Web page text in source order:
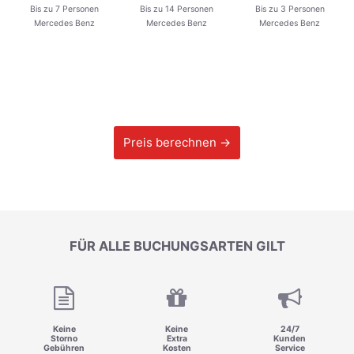
Bis zu 7 Personen
Mercedes Benz
Bis zu 14 Personen
Mercedes Benz
Bis zu 3 Personen
Mercedes Benz
Preis berechnen →
FÜR ALLE BUCHUNGSARTEN GILT
Keine
Storno
Gebühren
Keine
Extra
Kosten
24/7
Kunden
Service